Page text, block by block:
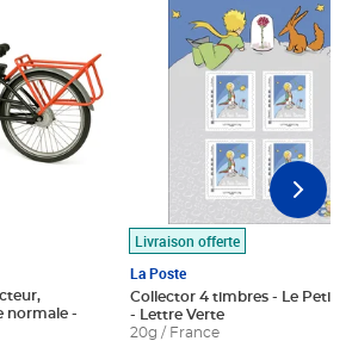
Livraison offerte
La Poste
Collector 4 timbres - Le Petit
- Lettre Verte
20g / France